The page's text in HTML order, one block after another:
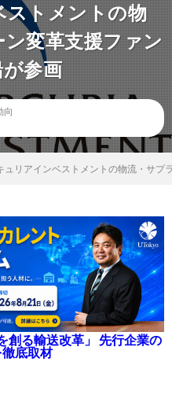
ストメントの物
変革支援ファン
参画
向
ュリアインベストメントの物流・サプ
創る輸送改革」 先行企業の
底取材